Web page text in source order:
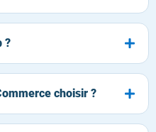
?
choisir ?